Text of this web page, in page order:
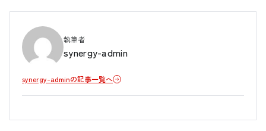
執筆者
synergy-admin
synergy-adminの記事一覧へ